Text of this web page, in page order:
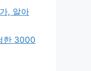
, 알아
한 3000